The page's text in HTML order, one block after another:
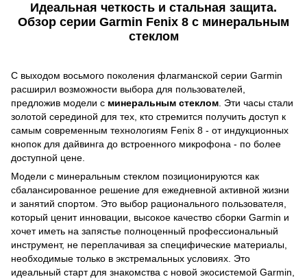
Идеальная четкость и стальная защита.
Обзор серии Garmin Fenix 8 с минеральным
стеклом
С выходом восьмого поколения флагманской серии Garmin
расширил возможности выбора для пользователей,
предложив модели с минеральным стеклом . Эти часы стали
золотой серединой для тех, кто стремится получить доступ к
самым современным технологиям Fenix 8 - от индукционных
кнопок для дайвинга до встроенного микрофона - по более
доступной цене.
Модели с минеральным стеклом позиционируются как
сбалансированное решение для ежедневной активной жизни
и занятий спортом. Это выбор рационального пользователя,
который ценит инновации, высокое качество сборки Garmin и
хочет иметь на запястье полноценный профессиональный
инструмент, не переплачивая за специфические материалы,
необходимые только в экстремальных условиях. Это
идеальный старт для знакомства с новой экосистемой Garmin,